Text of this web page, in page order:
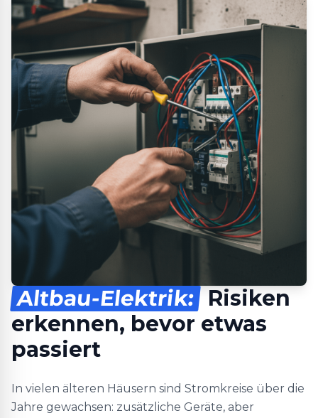
Altbau-Elektrik: Risiken
erkennen, bevor etwas
passiert
In vielen älteren Häusern sind Stromkreise über die
Jahre gewachsen: zusätzliche Geräte, aber